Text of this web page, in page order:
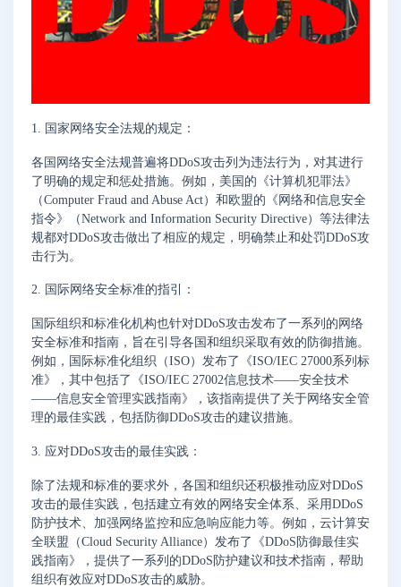
1. 国家网络安全法规的规定：
各国网络安全法规普遍将DDoS攻击列为违法行为，对其进行
了明确的规定和惩处措施。例如，美国的《计算机犯罪法》
（Computer Fraud and Abuse Act）和欧盟的《网络和信息安全
指令》（Network and Information Security Directive）等法律法
规都对DDoS攻击做出了相应的规定，明确禁止和处罚DDoS攻
击行为。
2. 国际网络安全标准的指引：
国际组织和标准化机构也针对DDoS攻击发布了一系列的网络
安全标准和指南，旨在引导各国和组织采取有效的防御措施。
例如，国际标准化组织（ISO）发布了《ISO/IEC 27000系列标
准》，其中包括了《ISO/IEC 27002信息技术——安全技术
——信息安全管理实践指南》，该指南提供了关于网络安全管
理的最佳实践，包括防御DDoS攻击的建议措施。
3. 应对DDoS攻击的最佳实践：
除了法规和标准的要求外，各国和组织还积极推动应对DDoS
攻击的最佳实践，包括建立有效的网络安全体系、采用DDoS
防护技术、加强网络监控和应急响应能力等。例如，云计算安
全联盟（Cloud Security Alliance）发布了《DDoS防御最佳实
践指南》，提供了一系列的DDoS防护建议和技术指南，帮助
组织有效应对DDoS攻击的威胁。